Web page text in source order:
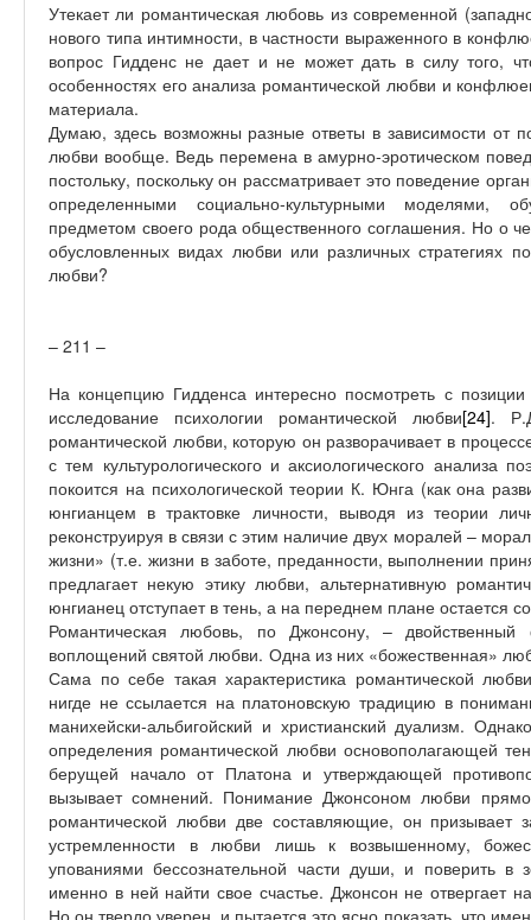
Утекает ли романтическая любовь из современной
нового типа интимности, в частности выраженного в
вопрос Гидденс не дает и не может дать в силу того,
особенностях его анализа романтической любви и
материала.
Думаю, здесь возможны разные ответы в зависимости от
любви вообще. Ведь перемена в амурно-эротическом
постольку, поскольку он рассматривает это поведение
определенными социально-культурными моделями,
предметом своего рода общественного соглашения. Но о
обусловленных видах любви или различных стратегиях
любви?
– 211 –
На концепцию Гидденса интересно посмотреть с
исследование психологии романтической любви[24].
романтической любви, которую он разворачивает в
с тем культурологического и аксиологического анализа
покоится на психологической теории К. Юнга (как она
юнгианцем в трактовке личности, выводя из теории
реконструируя в связи с этим наличие двух моралей –
жизни» (т.е. жизни в заботе, преданности, выполнении
предлагает некую этику любви, альтернативную
юнгианец отступает в тень, а на переднем плане остается
Романтическая любовь, по Джонсону, –
воплощений святой любви. Одна из них «божественная»
Сама по себе такая характеристика романтической
нигде не ссылается на платоновскую традицию в
манихейски-альбигойский и христианский дуализм.
определения романтической любви основополагающей
берущей начало от Платона и утверждающей
вызывает сомнений. Понимание Джонсоном любви
романтической любви две составляющие, он призывает
устремленности в любви лишь к возвышенному,
упованиями бессознательной части души, и поверить в
именно в ней найти свое счастье. Джонсон не отвергает
Но он твердо уверен, и пытается это ясно показать, что